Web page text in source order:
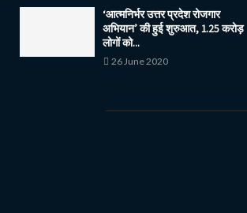
‘आत्मनिर्भर उत्तर प्रदेश रोजगार
अभियान’ की हुई शुरुआत, 1.25 करोड़
लोगों को...
26 June 2020